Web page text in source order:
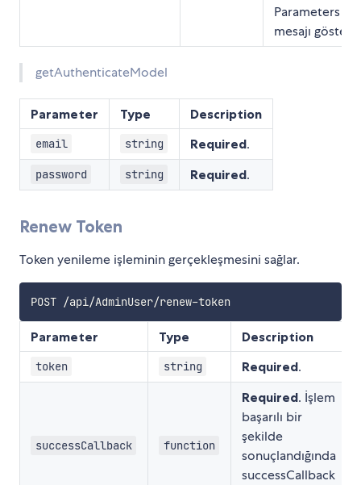
Parameters
mesajı
getAuthenticateModel
Parameter Type Description
email string Required.
password string Required.
Renew Token
Token yenileme işleminin gerçekleşmesini sağlar.
Parameter Type Description
token string Required.
successCallback function
Required. İşlem
başarılı bir
şekilde
sonuçlandığında
successCallback